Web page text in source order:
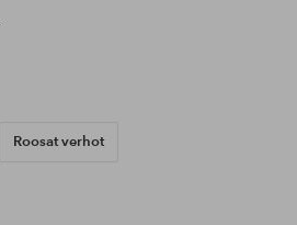
Roosat verhot